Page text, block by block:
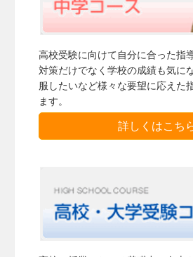
高校受験に向けて自分に合った指
対策だけでなく学校の成績も気に
服したいなど様々な要望に応えた
ます。
詳しくはこち